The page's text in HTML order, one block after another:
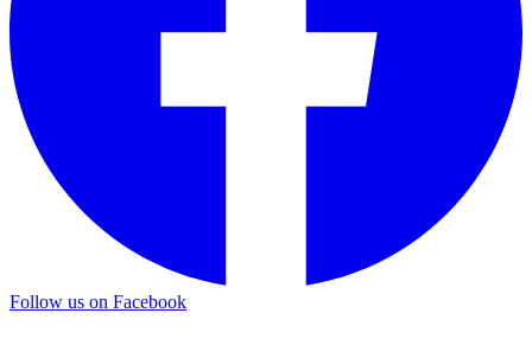
Follow us on Facebook